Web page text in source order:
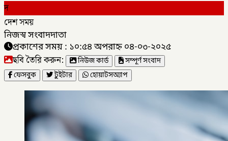
দ
দেশ সময়
নিজস্ব সংবাদদাতা
প্রকাশের সময় : ১০:৫৪ অপরাহ্ন ০৪-০৩-২০২৫
ছবি তৈরি করুন: নিউজ কার্ড
সম্পূর্ণ সংবাদ
ফেসবুক
টুইটার হোয়াটসঅ্যাপ